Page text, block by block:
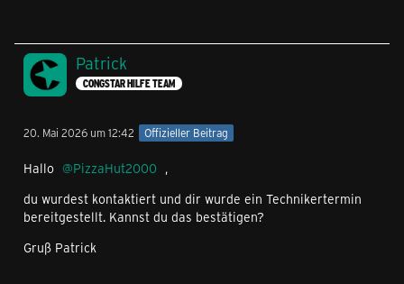
Patrick
CONGSTAR HILFE TEAM
20. Mai 2026 um 12:42 Offizieller Beitrag
Hallo PizzaHut2000 ,
du wurdest kontaktiert und dir wurde ein Technikertermin
bereitgestellt. Kannst du das bestätigen?
Gruß Patrick